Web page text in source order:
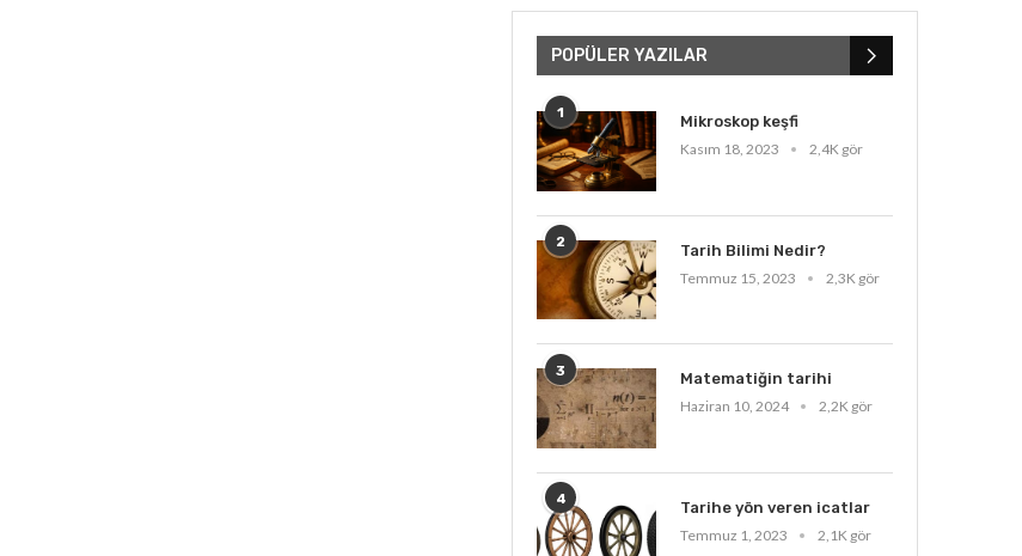
POPÜLER YAZILAR
1
Mikroskop keşfi
Kasım 18, 2023
2,4K gör
2
Tarih Bilimi Nedir?
Temmuz 15, 2023
2,3K gör
3
Matematiğin tarihi
Haziran 10, 2024
2,2K gör
4
Tarihe yön veren icatlar
Temmuz 1, 2023
2,1K gör